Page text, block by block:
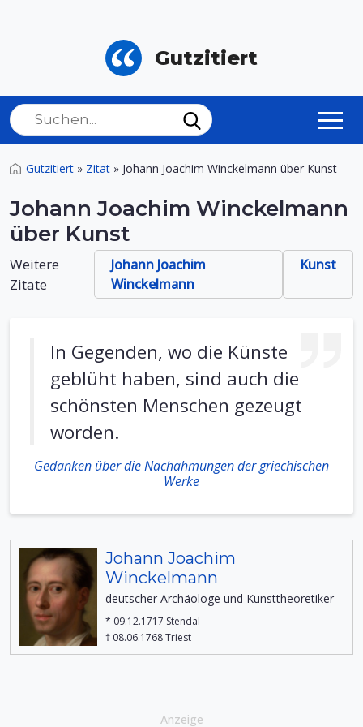
Gutzitiert
Gutzitiert » Zitat » Johann Joachim Winckelmann über Kunst
Johann Joachim Winckelmann
über Kunst
Weitere
Zitate
Johann Joachim
Winckelmann
Kunst
In Gegenden, wo die Künste
geblüht haben, sind auch die
schönsten Menschen gezeugt
worden.
Gedanken über die Nachahmungen der griechischen
Werke
Johann Joachim
Winckelmann
deutscher Archäologe und Kunsttheoretiker
* 09.12.1717 Stendal
† 08.06.1768 Triest
Anzeige